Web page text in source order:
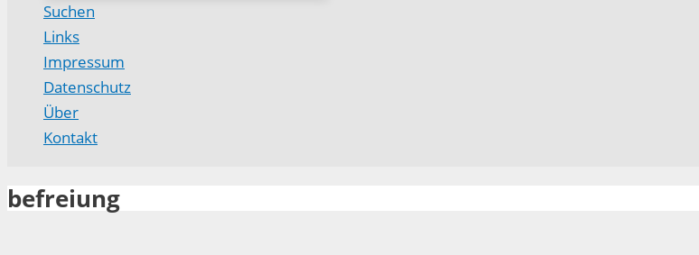
Suchen
Links
Impressum
Datenschutz
Über
Kontakt
befreiung